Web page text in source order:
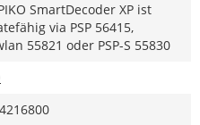
SmartDecoder XP ist
via PSP 56415,
55821 oder PSP-S 55830